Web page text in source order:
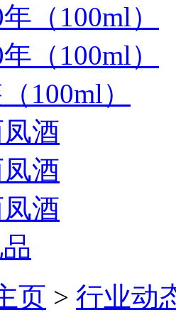
（100ml）
（100ml）
100ml）
酒
酒
酒
页 > 行业动